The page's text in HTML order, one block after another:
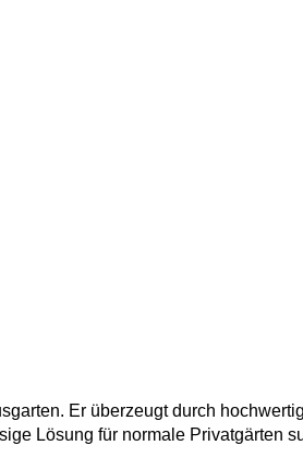
Er überzeugt durch
Lösung für normale Privatgärten